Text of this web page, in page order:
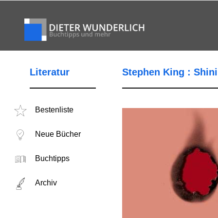
Literatur
Bestenliste
Neue Bücher
Buchtipps
Archiv
Stephen King :